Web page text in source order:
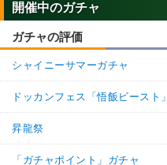
開催中のガチャ
ガチャの評価
シャイニーサマーガチャ
ドッカンフェス「悟飯ビースト」
昇龍祭
「ガチャポイント」ガチャ